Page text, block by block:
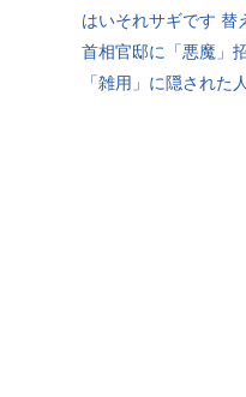
はいそれサギです 替
首相官邸に「悪魔」
「雑用」に隠された